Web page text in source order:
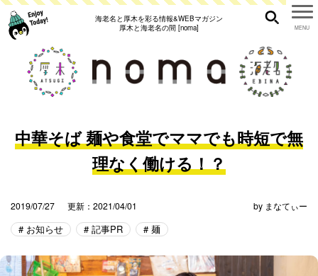
海老名と厚木を彩る情報&WEBマガジン
厚木と海老名の間 [noma]
中華そば 麺や食堂でママでも時短で無
理なく働ける！？
2019/07/27 更新：2021/04/01 by まなてぃー
お知らせ 記事PR 麺